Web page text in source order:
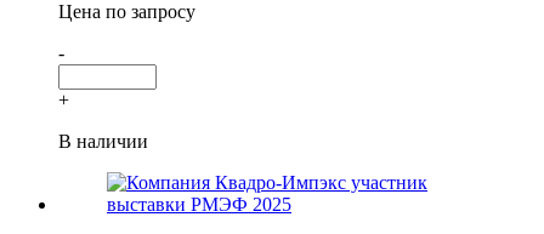
Цена по запросу
-
+
В наличии